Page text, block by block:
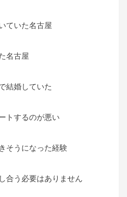
ていた名古屋
名古屋
結婚していた
トするのが悪い
そうになった経験
合う必要はありません